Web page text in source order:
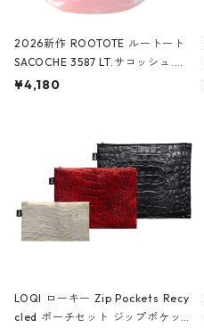
2026新作 ROOTOTE ルートート
SACOCHE 3587 LT.サコッシュ.ル
ミエ-B ショルダーバッグ グロスピ
¥4,180
LOQI ローキー Zip Pockets Recy
cled ポーチセット ジップポケット